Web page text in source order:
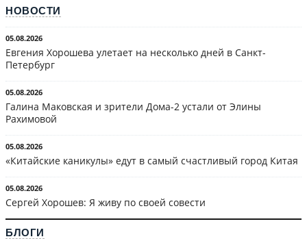
НОВОСТИ
05.08.2026
Евгения Хорошева улетает на несколько дней в Санкт-
Петербург
05.08.2026
Галина Маковская и зрители Дома-2 устали от Элины
Рахимовой
05.08.2026
«Китайские каникулы» едут в самый счастливый город Китая
05.08.2026
Сергей Хорошев: Я живу по своей совести
БЛОГИ